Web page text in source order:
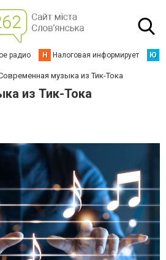
радио Н Налоговая информирует Ю
музыка из Тик-Тока
из Тик-Тока